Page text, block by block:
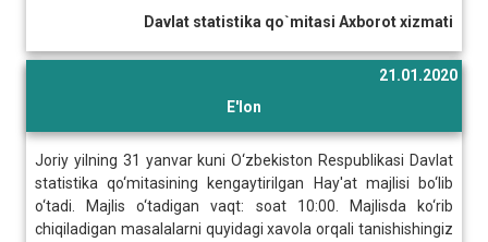
Davlat statistika qo`mitasi Axborot xizmati
21.01.2020
E'lon
Joriy yilning 31 yanvar kuni O‘zbekiston Respublikasi Davlat
statistika qo‘mitasining kengaytirilgan Hay'at majlisi bo‘lib
o‘tadi. Majlis o‘tadigan vaqt: soat 10:00. Majlisda ko‘rib
chiqiladigan masalalarni quyidagi xavola orqali tanishishingiz